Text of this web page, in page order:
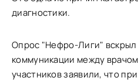
диагностики.
Опрос "Нефро-Лиги"
коммуникации между
участников заявили, что